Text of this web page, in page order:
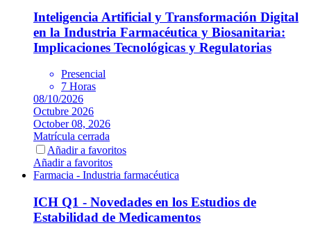
Inteligencia Artificial y Transformación Digital
en la Industria Farmacéutica y Biosanitaria:
Implicaciones Tecnológicas y Regulatorias
Presencial
7 Horas
08/10/2026
Octubre 2026
October 08, 2026
Matrícula cerrada
Añadir a favoritos
Añadir a favoritos
Farmacia - Industria farmacéutica
ICH Q1 - Novedades en los Estudios de
Estabilidad de Medicamentos